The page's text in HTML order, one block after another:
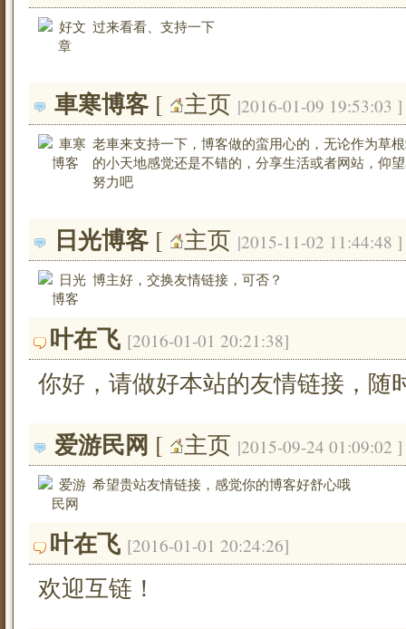
过来看看、支持一下
車寒博客 [ 主页 |2016-01-09 19:53:03 ]
老車来支持一下，博客做的蛮用心的，无论作为草
的小天地感觉还是不错的，分享生活或者网站，仰
努力吧
日光博客 [ 主页 |2015-11-02 11:44:48 ]
博主好，交换友情链接，可否？
叶在飞 [2016-01-01 20:21:38]
你好，请做好本站的友情链接，随
爱游民网 [ 主页 |2015-09-24 01:09:02 ]
希望贵站友情链接，感觉你的博客好舒心哦
叶在飞 [2016-01-01 20:24:26]
欢迎互链！